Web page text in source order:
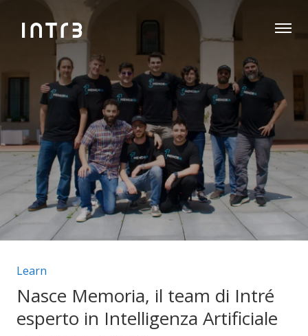
Categorie articolo:
Learn
Nasce Memoria, il team di Intré
esperto in Intelligenza Artificiale